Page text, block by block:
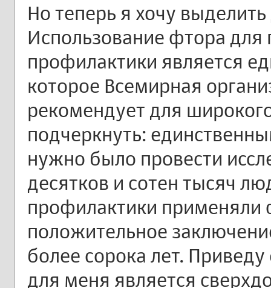
Но теперь я хочу
Использование фтора для
профилактики является
которое Всемирная
рекомендует для
подчеркнуть:
нужно было провести
десятков и сотен тысяч
профилактики применяли
положительное
более сорока лет.
для меня является